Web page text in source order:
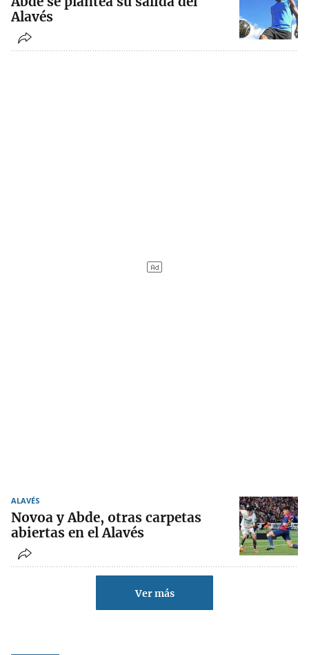
Alavés
ALAVÉS
Novoa y Abde, otras carpetas
abiertas en el Alavés
Ver más